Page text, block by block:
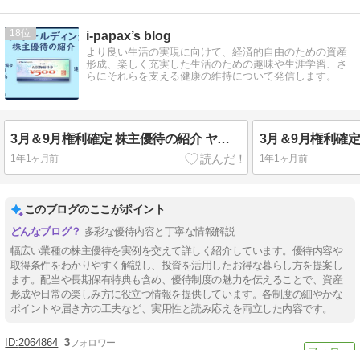
18 i-papax’s blog
より良い生活の実現に向けて、経済的自由のための資産
形成、楽しく充実した生活のための趣味や生涯学習、さ
らにそれらを支える健康の維持について発信します。
3月＆9月権利確定 株主優待の紹介 ヤマダホールディングス 2025年6月到着
1年1ヶ月前 1年1ヶ月前
このブログのここがポイント
多彩な優待内容と丁寧な情報解説
幅広い業種の株主優待を実例を交えて詳しく紹介しています。優待内容や
取得条件をわかりやすく解説し、投資を活用したお得な暮らし方を提案し
ます。配当や長期保有特典も含め、優待制度の魅力を伝えることで、資産
形成や日常の楽しみ方に役立つ情報を提供しています。各制度の細やかな
ポイントや届き方の工夫など、実用性と読み応えを両立した内容です。
2064864 3